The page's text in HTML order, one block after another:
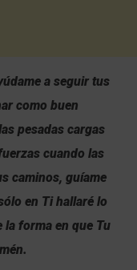
a seguir tus
como buen
pesadas cargas
cuando las
caminos, guíame
en Ti hallaré lo
la forma en que Tu